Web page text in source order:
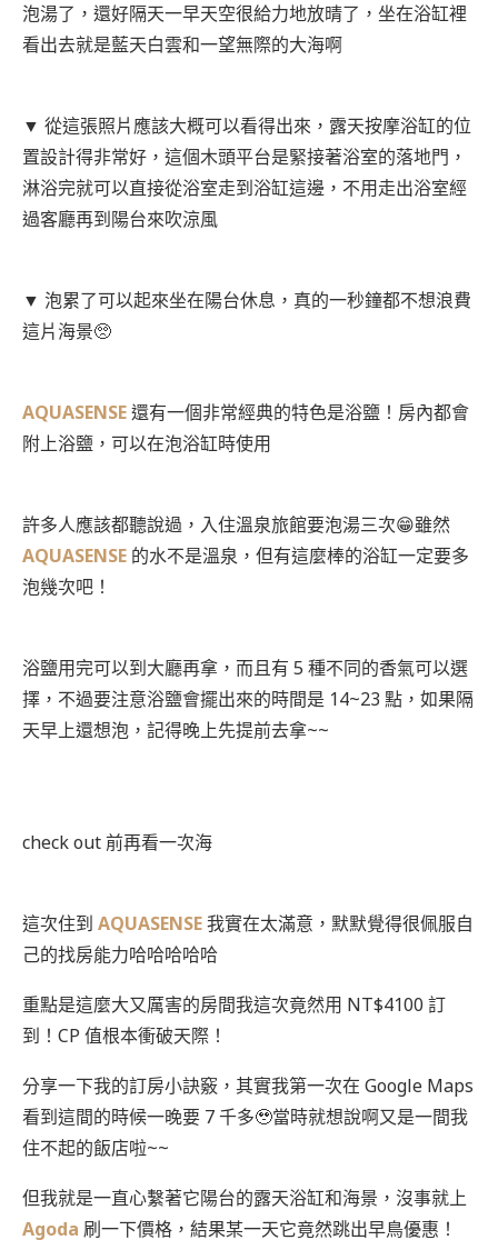
泡湯了，還好隔天一早天空很給力地放晴了，坐在浴缸裡
看出去就是藍天白雲和一望無際的大海啊
▼ 從這張照片應該大概可以看得出來，露天按摩浴缸的位
置設計得非常好，這個木頭平台是緊接著浴室的落地門，
淋浴完就可以直接從浴室走到浴缸這邊，不用走出浴室經
過客廳再到陽台來吹涼風
▼ 泡累了可以起來坐在陽台休息，真的一秒鐘都不想浪費
這片海景🥺
AQUASENSE還有一個非常經典的特色是浴鹽！房內都會
附上浴鹽，可以在泡浴缸時使用
許多人應該都聽說過，入住溫泉旅館要泡湯三次😁雖然
AQUASENSE 的水不是溫泉，但有這麼棒的浴缸一定要多
泡幾次吧！
浴鹽用完可以到大廳再拿，而且有 5 種不同的香氣可以選
擇，不過要注意浴鹽會擺出來的時間是 14~23 點，如果隔
天早上還想泡，記得晚上先提前去拿~~
check out 前再看一次海
這次住到 AQUASENSE我實在太滿意，默默覺得很佩服自
己的找房能力哈哈哈哈哈
重點是這麼大又厲害的房間我這次竟然用 NT$4100 訂
到！CP 值根本衝破天際！
分享一下我的訂房小訣竅，其實我第一次在 Google Maps
看到這間的時候一晚要 7 千多🥹當時就想說啊又是一間我
住不起的飯店啦~~
但我就是一直心繫著它陽台的露天浴缸和海景，沒事就上
Agoda 刷一下價格，結果某一天它竟然跳出早鳥優惠！